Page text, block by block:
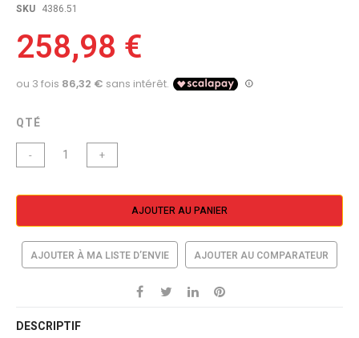
SKU 4386.51
258,98 €
QTÉ
- +
AJOUTER AU PANIER
AJOUTER À MA LISTE D’ENVIE AJOUTER AU COMPARATEUR
DESCRIPTIF